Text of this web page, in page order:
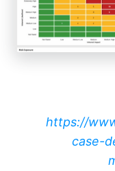
https://
case-